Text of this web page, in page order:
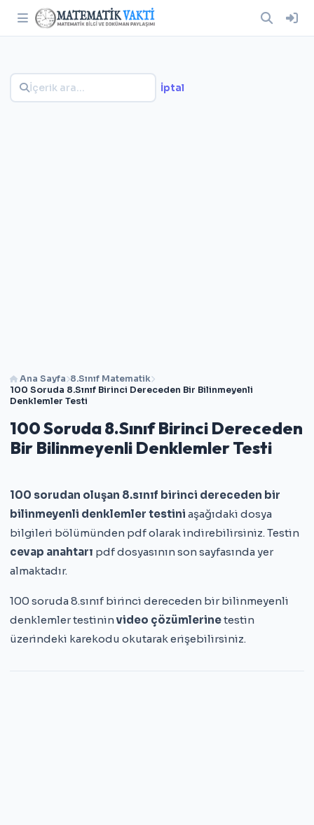
Ana Sayfa 8.Sınıf Matematik
100 Soruda 8.Sınıf Birinci Dereceden Bir Bilinmeyenli
Denklemler Testi
100 Soruda 8.Sınıf Birinci Dereceden
Bir Bilinmeyenli Denklemler Testi
100 sorudan oluşan 8.sınıf birinci dereceden bir
bilinmeyenli denklemler testini aşağıdaki dosya
bilgileri bölümünden pdf olarak indirebilirsiniz. Testin
cevap anahtarı pdf dosyasının son sayfasında yer
almaktadır.
100 soruda 8.sınıf birinci dereceden bir bilinmeyenli
denklemler testininvideo çözümlerinetestin
üzerindeki karekodu okutarak erişebilirsiniz.
İptal